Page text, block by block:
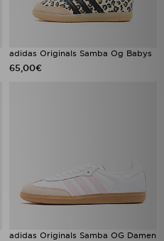
adidas Originals Samba Og Babys
65,00€
adidas Originals Samba OG Damen